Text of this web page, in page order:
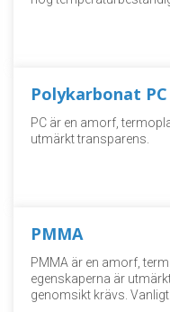
Polykarbonat PC
PC är en amorf,
utmärkt transparens.
PMMA
PMMA är en amorf,
egenskaperna är
genomsikt krävs. Vanligt…